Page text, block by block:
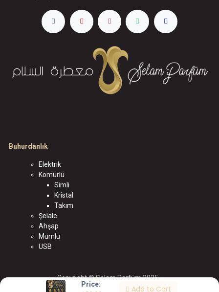
Price:
Add to Cart
Buhurdanlık
Elektrik
Kömürlü
Simli
Kristal
Takım
Şelale
Ahşap
Mumlu
USB
Copyright © Selam Parfüm 2025
الْعَرَبيّة
English (US) | Türkçe